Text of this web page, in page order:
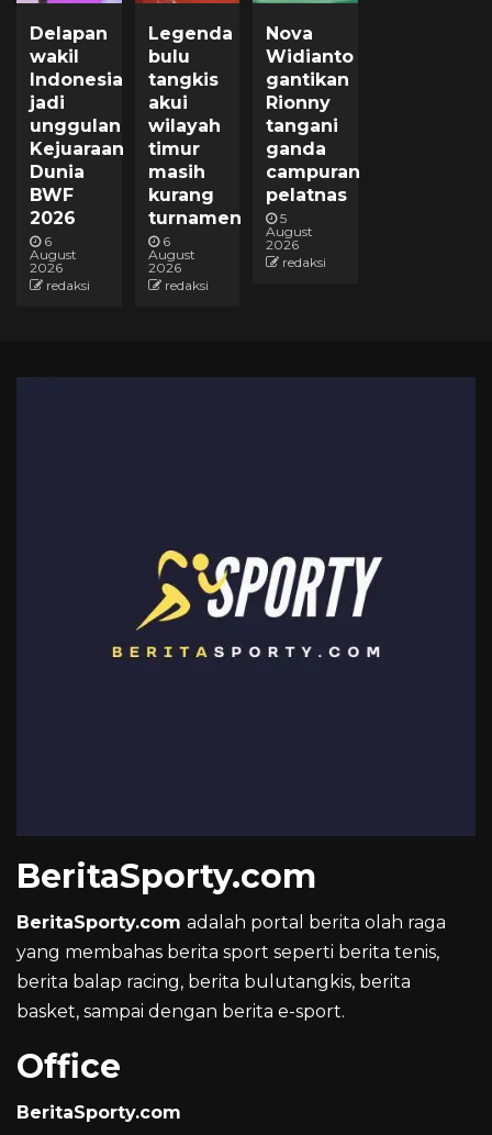
Delapan
wakil
Indonesia
jadi
unggulan
Kejuaraan
Dunia
BWF
2026
6
August
2026
redaksi
Legenda
bulu
tangkis
akui
wilayah
timur
masih
kurang
turnamen
6
August
2026
redaksi
Nova
Widianto
gantikan
Rionny
tangani
ganda
campuran
pelatnas
5
August
2026
redaksi
BeritaSporty.com
BeritaSporty.com adalah portal berita olah raga
yang membahas berita sport seperti berita tenis,
berita balap racing, berita bulutangkis, berita
basket, sampai dengan berita e-sport.
Office
BeritaSporty.com